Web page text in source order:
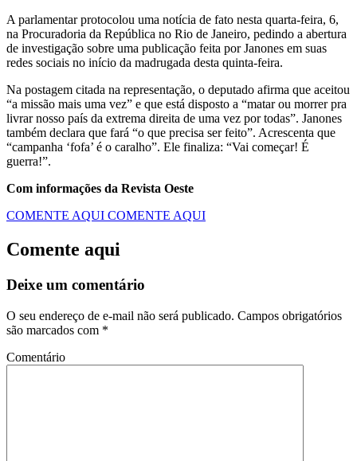
A parlamentar protocolou uma notícia de fato nesta quarta-feira, 6,
na Procuradoria da República no Rio de Janeiro, pedindo a abertura
de investigação sobre uma publicação feita por Janones em suas
redes sociais no início da madrugada desta quinta-feira.
Na postagem citada na representação, o deputado afirma que aceitou
“a missão mais uma vez” e que está disposto a “matar ou morrer pra
livrar nosso país da extrema direita de uma vez por todas”. Janones
também declara que fará “o que precisa ser feito”. Acrescenta que
“campanha ‘fofa’ é o caralho”. Ele finaliza: “Vai começar! É
guerra!”.
Com informações da Revista Oeste
COMENTE AQUI COMENTE AQUI
Comente aqui
Deixe um comentário
O seu endereço de e-mail não será publicado. Campos obrigatórios
são marcados com *
Comentário